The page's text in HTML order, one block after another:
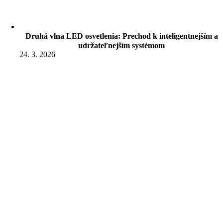
Druhá vlna LED osvetlenia: Prechod k inteligentnejším a
udržateľnejším systémom
24. 3. 2026